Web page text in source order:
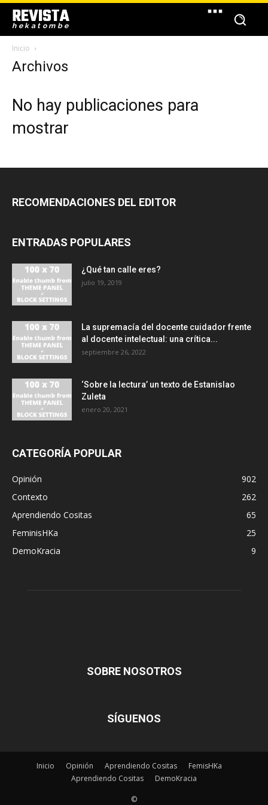
REVISTA
hekatombe
Inicio
Archivos
No hay publicaciones para
mostrar
RECOMENDACIONES DEL EDITOR
ENTRADAS POPULARES
¿Qué tan calle eres?
julio 19, 2019
La supremacía del docente cuidador frente
al docente intelectual: una crítica...
septiembre 26, 2022
‘Sobre la lectura’ un texto de Estanislao
Zuleta
enero 20, 2021
CATEGORÍA POPULAR
Opinión
902
Contexto
262
Aprendiendo Cositas
65
FeminisHKa
25
DemoKracia
9
SOBRE NOSOTROS
SÍGUENOS
Inicio Opinión Aprendiendo Cositas
FemisHKa
Aprendiendo Cositas
DemoKracia
©